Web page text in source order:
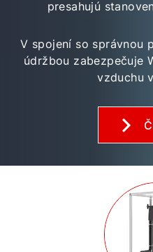
presahujú
V spojení so správnou
údržbou zabezpečuje
vzduchu